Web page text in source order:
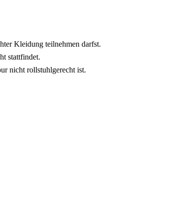
Kleidung teilnehmen darfst.
stattfindet.
nicht rollstuhlgerecht ist.